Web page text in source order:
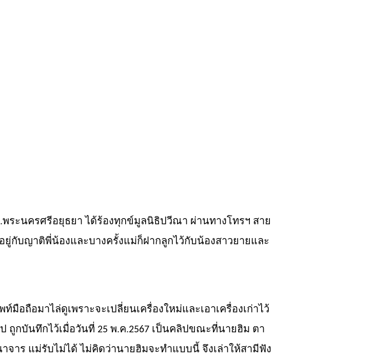
พระนครศรีอยุธยา ได้ร้องทุกข์มูลนิธิปวีณา ผ่านทางโทรฯ สาย
กับญาติพี่น้องและบางครั้งแม่ก็ฝากลูกไว้กับน้องสาวยายและ
มือถือมาไล่ดูเพราะจะเปลี่ยนเครื่องใหม่และเอาเครื่องเก่าไว้
ถูกบันทึกไว้เมื่อวันที่ 25 พ.ค.2567 เป็นคลิปขณะที่นายฮิม ตา
จาร แม่รับไม่ได้ ไม่คิดว่านายฮิมจะทำแบบนี้ จึงเล่าให้สามีฟัง